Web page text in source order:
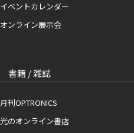
イベントカレンダー
オンライン展示会
書籍 / 雑誌
月刊OPTRONICS
光のオンライン書店